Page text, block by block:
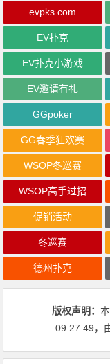
evpks.com
EV扑克
EV扑克小游戏
EV邀请有礼
GGpoker
GG春季狂欢赛
WSOP冬巡赛
WSOP高手过招
促销活动
冬巡赛
德州扑克
版权声明：
09:27:49，